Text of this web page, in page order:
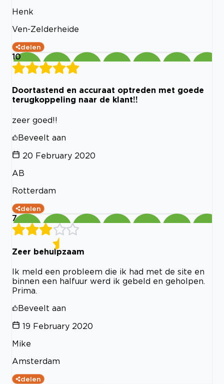
Henk
Ven-Zelderheide
delen
10
Doortastend en accuraat optreden met goede
terugkoppeling naar de klant!!
zeer goed!!
Beveelt aan
20 February 2020
AB
Rotterdam
delen
7
Zeer behulpzaam
Ik meld een probleem die ik had met de site en
binnen een halfuur werd ik gebeld en geholpen.
Prima.
Beveelt aan
19 February 2020
Mike
Amsterdam
delen